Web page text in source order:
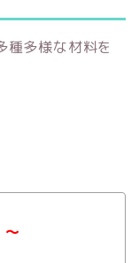
種多様な材料を
～